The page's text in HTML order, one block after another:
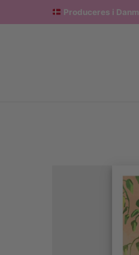
Produceres i